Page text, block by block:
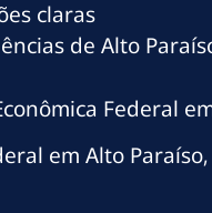
claras
de Alto
Federal
em Alto